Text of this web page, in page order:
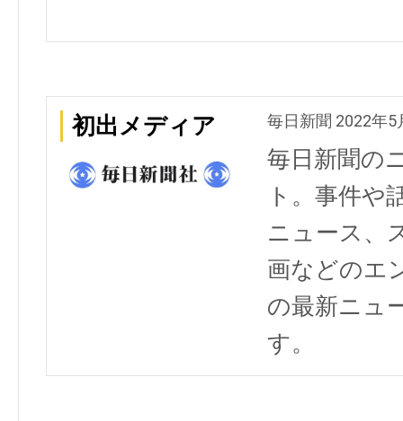
初出メディア 毎日新聞 2022年5
毎日新聞の
ト。事件や
ニュース、
画などのエ
の最新ニュ
す。